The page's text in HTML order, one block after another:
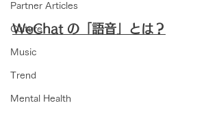
Partner Articles
Culture
Music
Trend
Mental Health
WeChat の「語音」とは？